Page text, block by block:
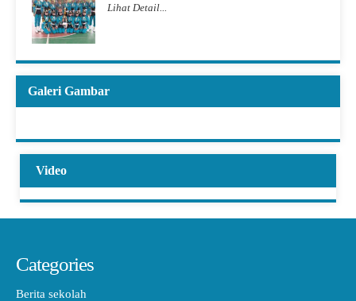
Lihat Detail...
Galeri Gambar
Video
Categories
Berita sekolah